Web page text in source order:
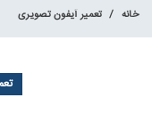
خانه تعمیر آیفون تصویری